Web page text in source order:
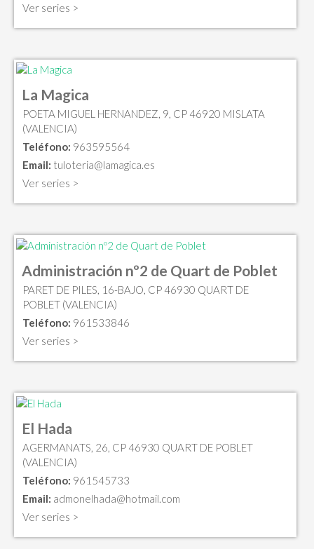
Ver series >
La Magica
POETA MIGUEL HERNANDEZ, 9, CP 46920 MISLATA
(VALENCIA)
Teléfono: 963595564
Email: tuloteria@lamagica.es
Ver series >
Administración nº2 de Quart de Poblet
PARET DE PILES, 16-BAJO, CP 46930 QUART DE
POBLET (VALENCIA)
Teléfono: 961533846
Ver series >
El Hada
AGERMANATS, 26, CP 46930 QUART DE POBLET
(VALENCIA)
Teléfono: 961545733
Email: admonelhada@hotmail.com
Ver series >